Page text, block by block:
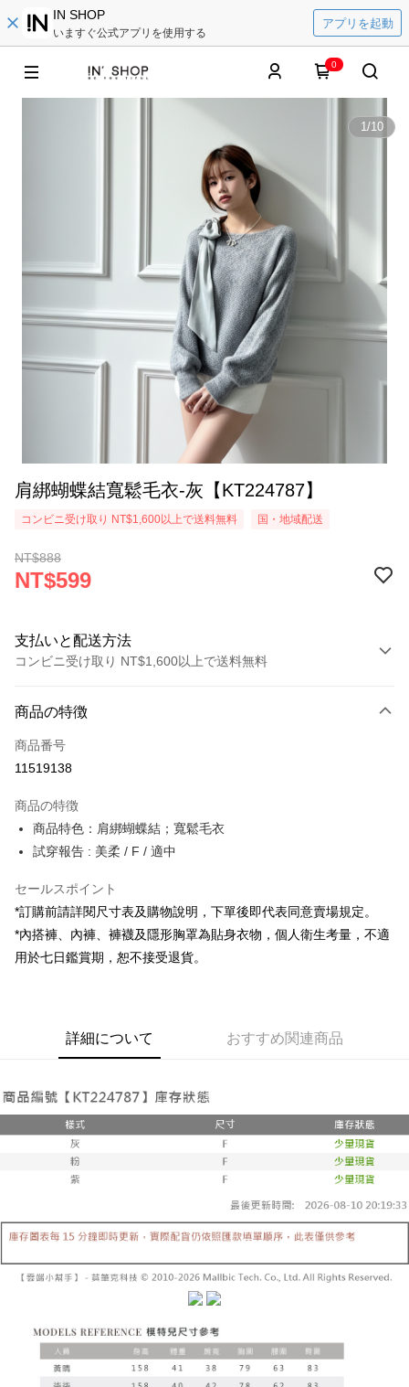
IN SHOP
いますぐ公式アプリを使用する
アプリを起動
0
1/10
肩綁蝴蝶結寬鬆毛衣-灰【KT224787】
コンビニ受け取り NT$1,600以上で送料無料 国・地域配送
NT$888
NT$599
支払いと配送方法
コンビニ受け取り NT$1,600以上で送料無料
クレジットカード1回払い
コンビニ店頭代金引換
Apple Pay
JKOPAY
Google Pay
【OP Pay Later 使用説明】
的に OP Pay Later の取引プロセスに移行し、携帯番号を確認後、分割払
いの回数や支払い期限を選択し、支払いを確認すると取引が完了します。
4. 注文成立後30分以内に確認取引を行わない場合や審査が通過しない場
合、注文は自動的にキャンセルされます。「転専審査」に未通過の状況が
発生した場合は、システムの評価基準に達していないことを意味し、評価
内容についての説明はいたしかねます。
1. 分割払いの金額は電信請求書に統合されず、「OP Pay Later」は毎月の
締め日後に支払いリマインダーのSMSを送信します。
大直営店舗／銀行振込／街口支払い／iPASS MONEY」などのチャネルで
支払いを選択できます。
1. 本サービスは「台湾大哥大株式会社」（以下「当社」といいます）によ
って提供され、ユーザーが取引時に本サービスを通じて商品やサービスを
購入できるようにし、店舗が売買／分割払い売買の債権を当社に譲渡した
1.お支払い方法でAFTEE代金後払いを選択すると、携帯電話認証ウィンド
ウが表示されます。
3.注文するときのお支払いは不要です。商品はご指定の住所に配送されま
す。
4.ご注文が完了すると、携帯に支払い通知のSMSが届きます。アプリ会員
の場合は、AFTEE アプリプッシュ通知が届きます。
5.商品受け取り時のお支払いは不要です。商品を確かめてから、SMSまた
グでお支払いください。
代金納付期限は最短で 14 日以内ですので、ご注意ください。AFTEE アプ
リをダウンロードして AFTEE 会員になるとお支払い期限を最長 45 日以内
お支払期限は、ショップが請求した期日と、AFTEEで延長できる日数をも
とに計算されます。AFTEEで注文すると、商品を受け取るまで支払い期限
約商品や商品到着日が比較的遅い商品）。そのため、商品到着の有無に関
わらず、AFTEEで指定された期限内にお支払いください。
ATM払い
配送毎にNT$60、NT$1,800以上で送料無料
付款後全家取貨
已關閉，請勿下單
已關閉，請勿下單(付取)
7-11取貨付款
配送毎にNT$60、NT$1,800以上で送料無料
商品の特徴
商品番号
11519138
商品の特徴
商品特色：肩綁蝴蝶結；寬鬆毛衣
試穿報告 : 美柔 / F / 適中
セールスポイント
*訂購前請詳閱尺寸表及購物說明，下單後即代表同意賣場規定。
*內搭褲、內褲、褲襪及隱形胸罩為貼身衣物，個人衛生考量，不適
用於七日鑑賞期，恕不接受退貨。
詳細について おすすめ関連商品